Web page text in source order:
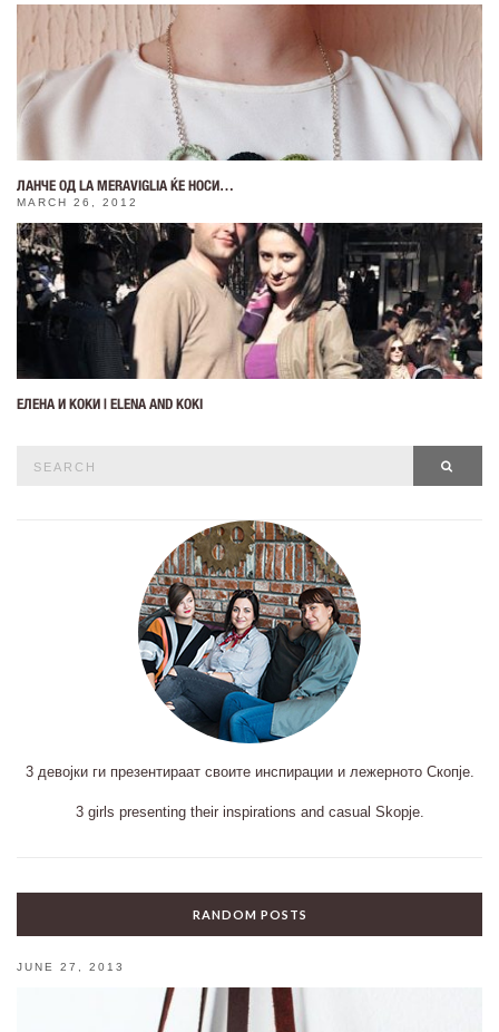
ЛАНЧЕ ОД LA MERAVIGLIA ЌЕ НОСИ…
MARCH 26, 2012
ЕЛЕНА И КОКИ | ELENA AND KOKI
3 девојки ги презентираат своите инспирации и лежерното Скопје.
3 girls presenting their inspirations and casual Skopje.
RANDOM POSTS
JUNE 27, 2013